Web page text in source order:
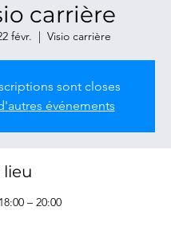
carrière
févr.
  |
Visio carrière
sont closes
événements
lieu
– 20:00